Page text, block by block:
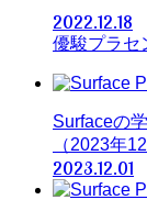
2022.12.18
優駿プラセ
Surfaceの
（2023年
2023.12.01